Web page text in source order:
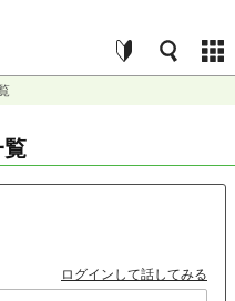
ログインして話してみる